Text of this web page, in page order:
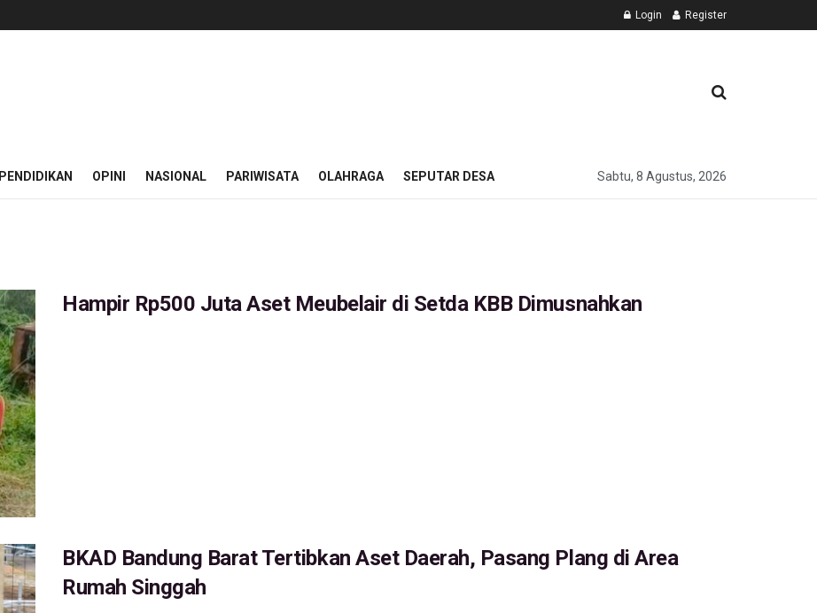
Login Register
PENDIDIKAN OPINI NASIONAL PARIWISATA OLAHRAGA SEPUTAR DESA Sabtu, 8 Agustus, 2026
Hampir Rp500 Juta Aset Meubelair di Setda KBB Dimusnahkan
BKAD Bandung Barat Tertibkan Aset Daerah, Pasang Plang di Area
Rumah Singgah